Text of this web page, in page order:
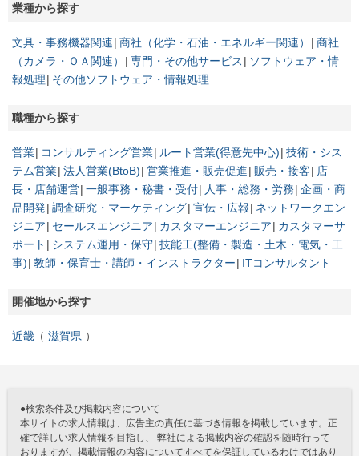
業種から探す
文具・事務機器関連 商社（化学・石油・エネルギー関連）
商社
（カメラ・ＯＡ関連）
専門・その他サービス
ソフトウェア・情
報処理
その他ソフトウェア・情報処理
職種から探す
営業 コンサルティング営業 ルート営業(得意先中心) 技術・シス
テム営業 法人営業(BtoB) 営業推進・販売促進 販売・接客
店
長・店舗運営 一般事務・秘書・受付 人事・総務・労務 企画・商
品開発 調査研究・マーケティング 宣伝・広報
ネットワークエン
ジニア
セールスエンジニア カスタマーエンジニア
カスタマーサ
ポート
システム運用・保守 技能工(整備・製造・土木・電気・工
事) 教師・保育士・講師・インストラクター ITコンサルタント
開催地から探す
近畿 滋賀県
●検索条件及び掲載内容について
本サイトの求人情報は、広告主の責任に基づき情報を掲載しています。正
確で詳しい求人情報を目指し、 弊社による掲載内容の確認を随時行って
おりますが、掲載情報の内容についてすべてを保証しているわけではあり